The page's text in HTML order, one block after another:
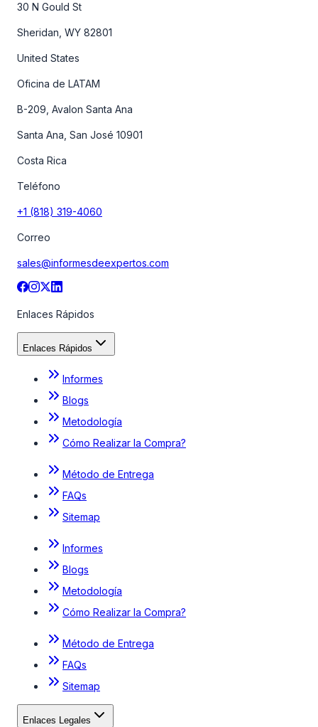
30 N Gould St
Sheridan, WY 82801
United States
Oficina de LATAM
B-209, Avalon Santa Ana
Santa Ana, San José 10901
Costa Rica
Teléfono
+1 (818) 319-4060
Correo
sales@informesdeexpertos.com
Enlaces Rápidos
Enlaces Rápidos
Informes
Blogs
Metodología
Cómo Realizar la Compra?
Método de Entrega
FAQs
Sitemap
Informes
Blogs
Metodología
Cómo Realizar la Compra?
Método de Entrega
FAQs
Sitemap
Enlaces Legales